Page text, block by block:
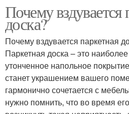
Почему вздувается
доска?
Почему вздувается паркетная
Паркетная доска – это
утонченное напольное
станет украшением вашего
гармонично сочетается с
нужно помнить, что во время